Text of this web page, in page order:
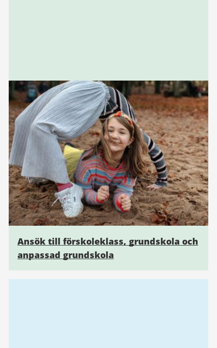
Ansök till förskoleklass, grundskola och
anpassad grundskola